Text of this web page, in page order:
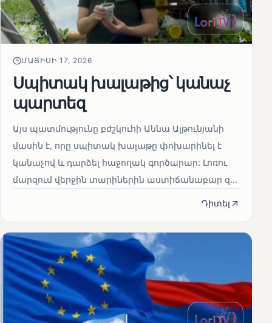
ՄԱՅԻՍԻ 17, 2026
Սպիտակ խալաթից՝ կանաչ
պարտեզ
Այս պատմությունը բժշկուհի Աննա Ալթունյանի
մասին է, որը սպիտակ խալաթը փոխարինել է
կանաչով և դարձել հաջողակ գործարար: Լոռու
մարզում վերջին տարիներին աստիճանաբար զ...
Դիտել